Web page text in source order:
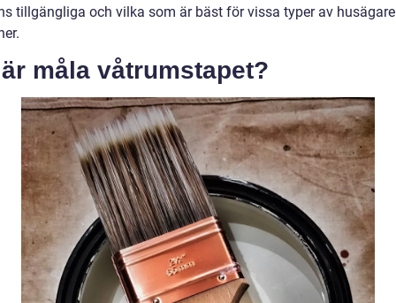
tillgängliga och vilka som är bäst för vissa typer av
måla våtrumstapet?